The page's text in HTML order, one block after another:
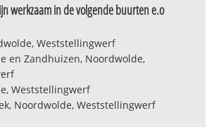
werkzaam in de volgende buurten e.o
Weststellingwerf
en Zandhuizen, Noordwolde,
Weststellingwerf
Noordwolde, Weststellingwerf